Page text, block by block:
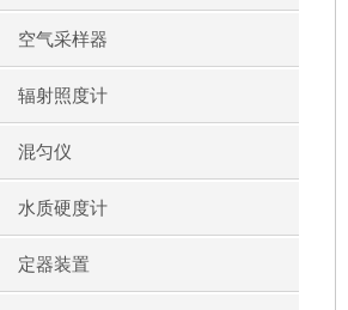
空气采样器
辐射照度计
混匀仪
水质硬度计
定器装置